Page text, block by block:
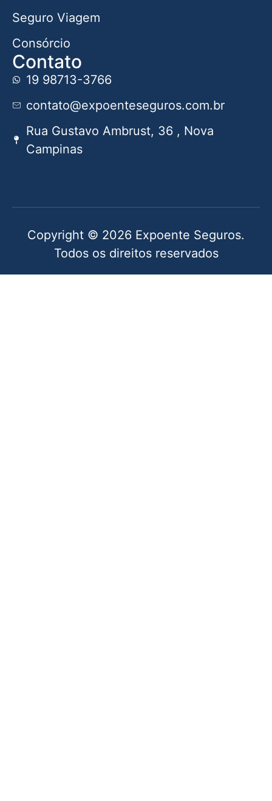
Seguro Viagem
Consórcio
Contato
19 98713-3766
contato@expoenteseguros.com.br
Rua Gustavo Ambrust, 36 , Nova
Campinas
Copyright © 2026 Expoente Seguros.
Todos os direitos reservados